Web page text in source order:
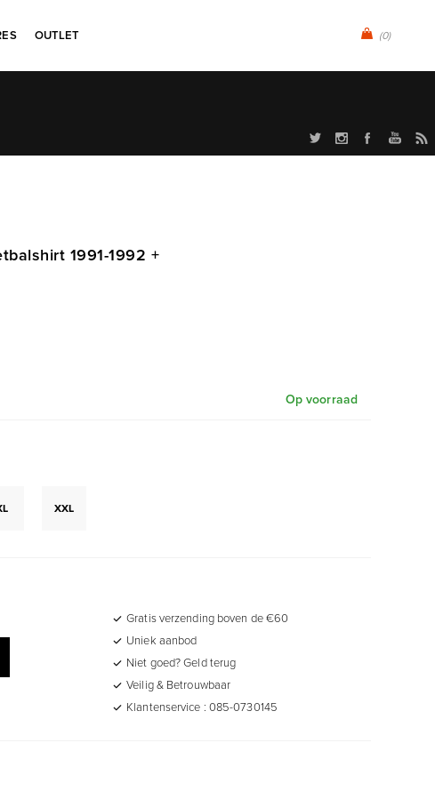
(0)
OUTLET
1991-1992 +
Op voorraad
XXL
Gratis verzending boven de €60
Uniek aanbod
Niet goed? Geld terug
Veilig & Betrouwbaar
Klantenservice : 085-0730145